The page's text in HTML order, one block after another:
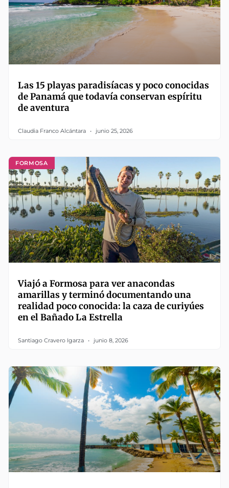
Las 15 playas paradisíacas y poco conocidas
de Panamá que todavía conservan espíritu
de aventura
Claudia Franco Alcántara junio 25, 2026
FORMOSA
Viajó a Formosa para ver anacondas
amarillas y terminó documentando una
realidad poco conocida: la caza de curiyúes
en el Bañado La Estrella
Santiago Cravero Igarza junio 8, 2026